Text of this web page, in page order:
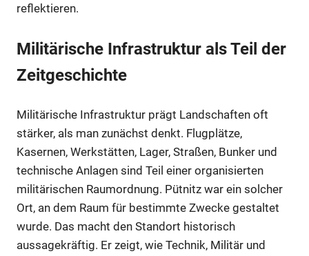
reflektieren.
Militärische Infrastruktur als Teil der
Zeitgeschichte
Militärische Infrastruktur prägt Landschaften oft
stärker, als man zunächst denkt. Flugplätze,
Kasernen, Werkstätten, Lager, Straßen, Bunker und
technische Anlagen sind Teil einer organisierten
militärischen Raumordnung. Pütnitz war ein solcher
Ort, an dem Raum für bestimmte Zwecke gestaltet
wurde. Das macht den Standort historisch
aussagekräftig. Er zeigt, wie Technik, Militär und